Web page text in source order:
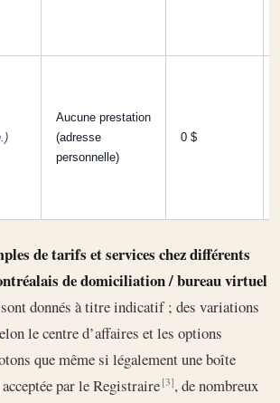
Aucune prestation
(adresse
personnelle)
0 $
de tarifs et services chez différents
de domiciliation / bureau virtuel
donnés à titre indicatif ; des variations
le centre d’affaires et les options
que même si légalement une boîte
acceptée par le Registraire[3], de nombreux